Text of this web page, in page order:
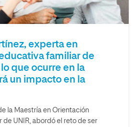
experta en
familiar de
lo que ocurre en la
un impacto en la
la Maestría en Orientación
de UNIR, abordó el reto de ser